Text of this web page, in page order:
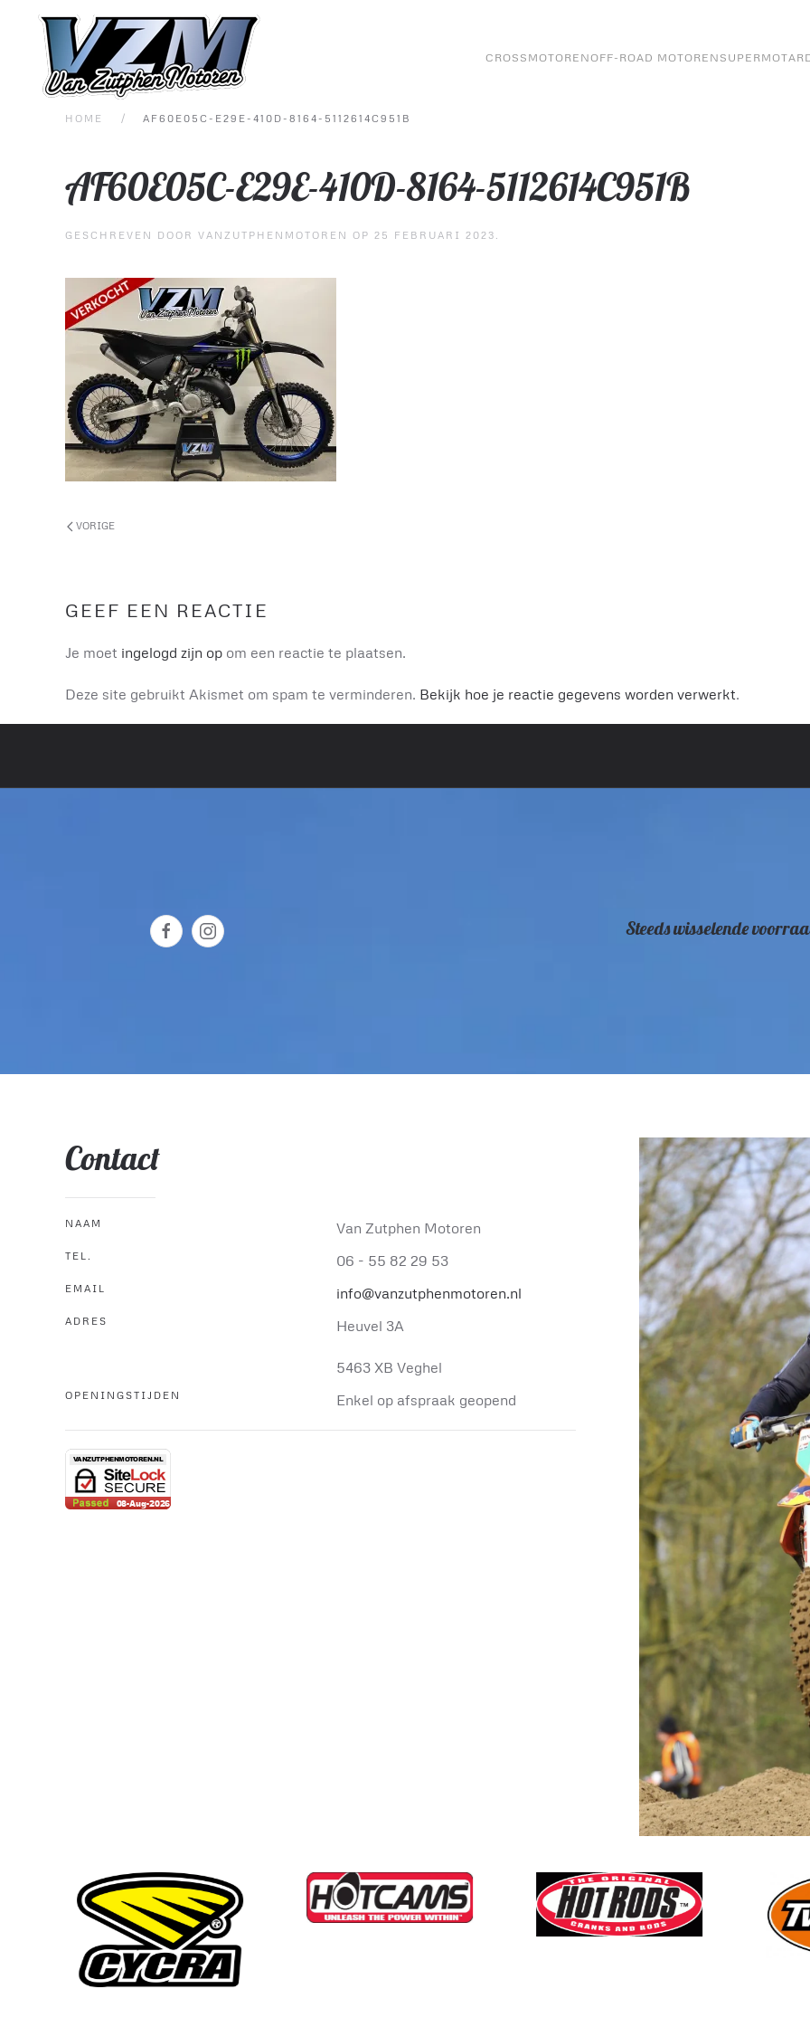
Overslaan en naar de inhoud gaan
CROSSMOTORENOFF-ROAD MOTOREN
HOME AF60E05C-E29E-410D-8164-5112614C951B
AF60E05C-E29E-410D-8164-5112614C951B
GESCHREVEN DOOR VANZUTPHENMOTOREN OP 25 FEBRUARI 2023
VORIGE
GEEF EEN REACTIE
Je moet ingelogd zijn op om een reactie te plaatsen.
Deze site gebruikt Akismet om spam te verminderen. Bekijk hoe je reactie gegevens worden verwerkt.
Steeds wisselende
Contact
NAAM Van Zutphen Motoren
TEL. 06 - 55 82 29 53
EMAIL info@vanzutphenmotoren.nl
ADRES Heuvel 3A
5463 XB Veghel
OPENINGSTIJDEN Enkel op afspraak geopend